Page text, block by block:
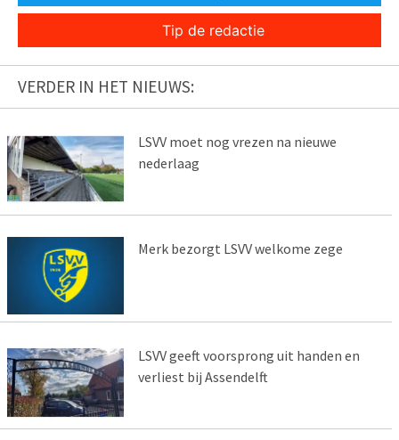
Tip de redactie
VERDER IN HET NIEUWS:
LSVV moet nog vrezen na nieuwe
nederlaag
Merk bezorgt LSVV welkome zege
LSVV geeft voorsprong uit handen en
verliest bij Assendelft